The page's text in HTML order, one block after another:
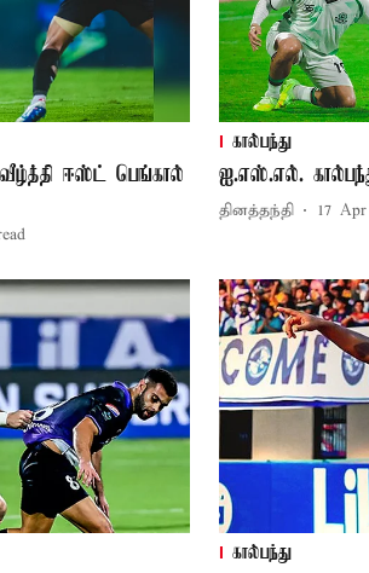
ஈஸ்ட் பெங்கால்
கால்பந்து
ஐ.எஸ்.எல்.
தினத்தந்தி 17 Apr
கால்பந்து